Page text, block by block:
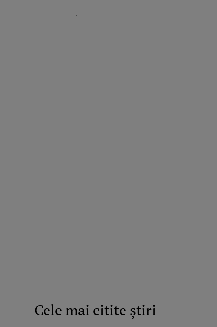
Cele mai citite știri